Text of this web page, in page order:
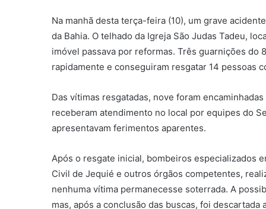
Na manhã desta terça-feira (10), um grave
da Bahia. O telhado da Igreja São Judas Tadeu,
imóvel passava por reformas. Três guarnições do
rapidamente e conseguiram resgatar 14 pessoas
Das vítimas resgatadas, nove foram
receberam atendimento no local por equipes do
apresentavam ferimentos aparentes.
Após o resgate inicial, bombeiros especializados
Civil de Jequié e outros órgãos competentes,
nenhuma vítima permanecesse soterrada. A
mas, após a conclusão das buscas, foi descartada